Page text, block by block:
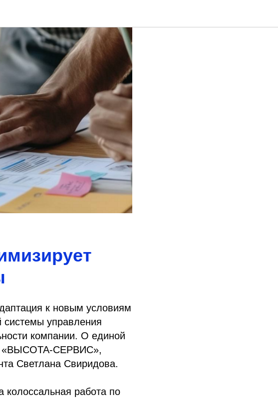
к новым условиям
системы управления
компании. О единой
«ВЫСОТА-СЕРВИС»,
Светлана Свиридова.
работа по